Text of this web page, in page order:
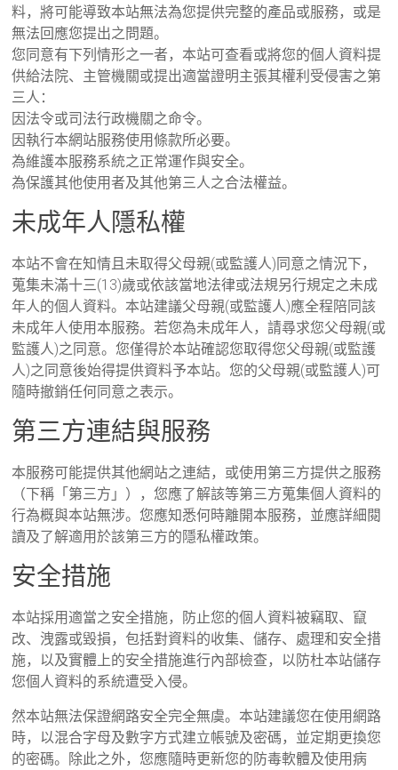
料，將可能導致本站無法為您提供完整的產品或服務，或是
無法回應您提出之問題。
您同意有下列情形之一者，本站可查看或將您的個人資料提
供給法院、主管機關或提出適當證明主張其權利受侵害之第
三人：
因法令或司法行政機關之命令。
因執行本網站服務使用條款所必要。
為維護本服務系統之正常運作與安全。
為保護其他使用者及其他第三人之合法權益。
未成年人隱私權
本站不會在知情且未取得父母親(或監護人)同意之情況下，
蒐集未滿十三(13)歲或依該當地法律或法規另行規定之未成
年人的個人資料。本站建議父母親(或監護人)應全程陪同該
未成年人使用本服務。若您為未成年人，請尋求您父母親(或
監護人)之同意。您僅得於本站確認您取得您父母親(或監護
人)之同意後始得提供資料予本站。您的父母親(或監護人)可
隨時撤銷任何同意之表示。
第三方連結與服務
本服務可能提供其他網站之連結，或使用第三方提供之服務
（下稱「第三方」），您應了解該等第三方蒐集個人資料的
行為概與本站無涉。您應知悉何時離開本服務，並應詳細閱
讀及了解適用於該第三方的隱私權政策。
安全措施
本站採用適當之安全措施，防止您的個人資料被竊取、竄
改、洩露或毀損，包括對資料的收集、儲存、處理和安全措
施，以及實體上的安全措施進行內部檢查，以防杜本站儲存
您個人資料的系統遭受入侵。
然本站無法保證網路安全完全無虞。本站建議您在使用網路
時，以混合字母及數字方式建立帳號及密碼，並定期更換您
的密碼。除此之外，您應隨時更新您的防毒軟體及使用病